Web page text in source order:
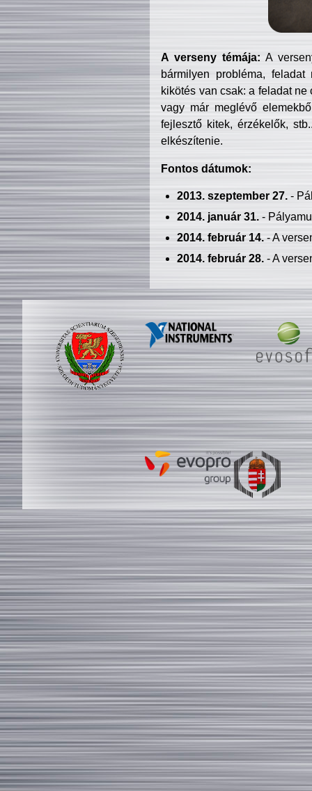
A verseny témája: A
bármilyen probléma, feladat
kikötés van csak: a feladat
vagy már meglévő
fejlesztő kitek, érzékelők,
elkészítenie.
Fontos dátumok:
2013. szeptember 27.-
2014. január 31.-
2014. február 14.- A
2014. február 28.- A